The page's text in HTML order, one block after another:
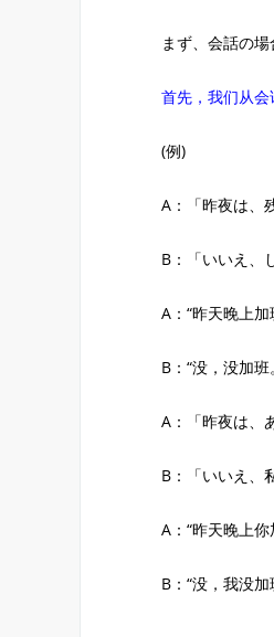
まず、会話の場合
首先，我们从会话
(例)
A：「昨夜は、残
B：「いいえ、し
A：“昨天晚上加
B：“没，没加班
A：「昨夜は、あ
B：「いいえ、私
A：“昨天晚上你
B：“没，我没加